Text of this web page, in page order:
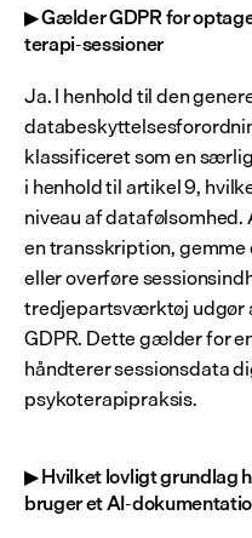
▶ Gælder GDPR for
terapi-sessioner
Ja. I henhold til den
klassificeret som en
i henhold til artikel 9,
niveau af
en transskription,
eller overføre
tredjepartsværktøj udgør
GDPR. Dette gælder for
håndterer sessionsdata
psykoterapipraksis.
▶ Hvilket lovligt grundlag
bruger et AI-